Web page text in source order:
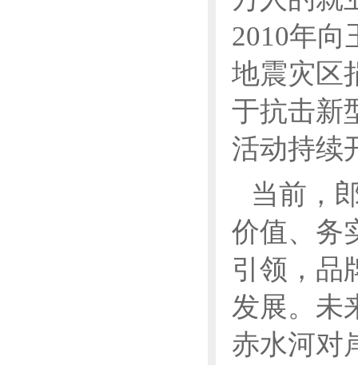
2010年向
地震灾区
于抗击新
活动持续
当前，
价值、务
引领，品
发展。未
赤水河对